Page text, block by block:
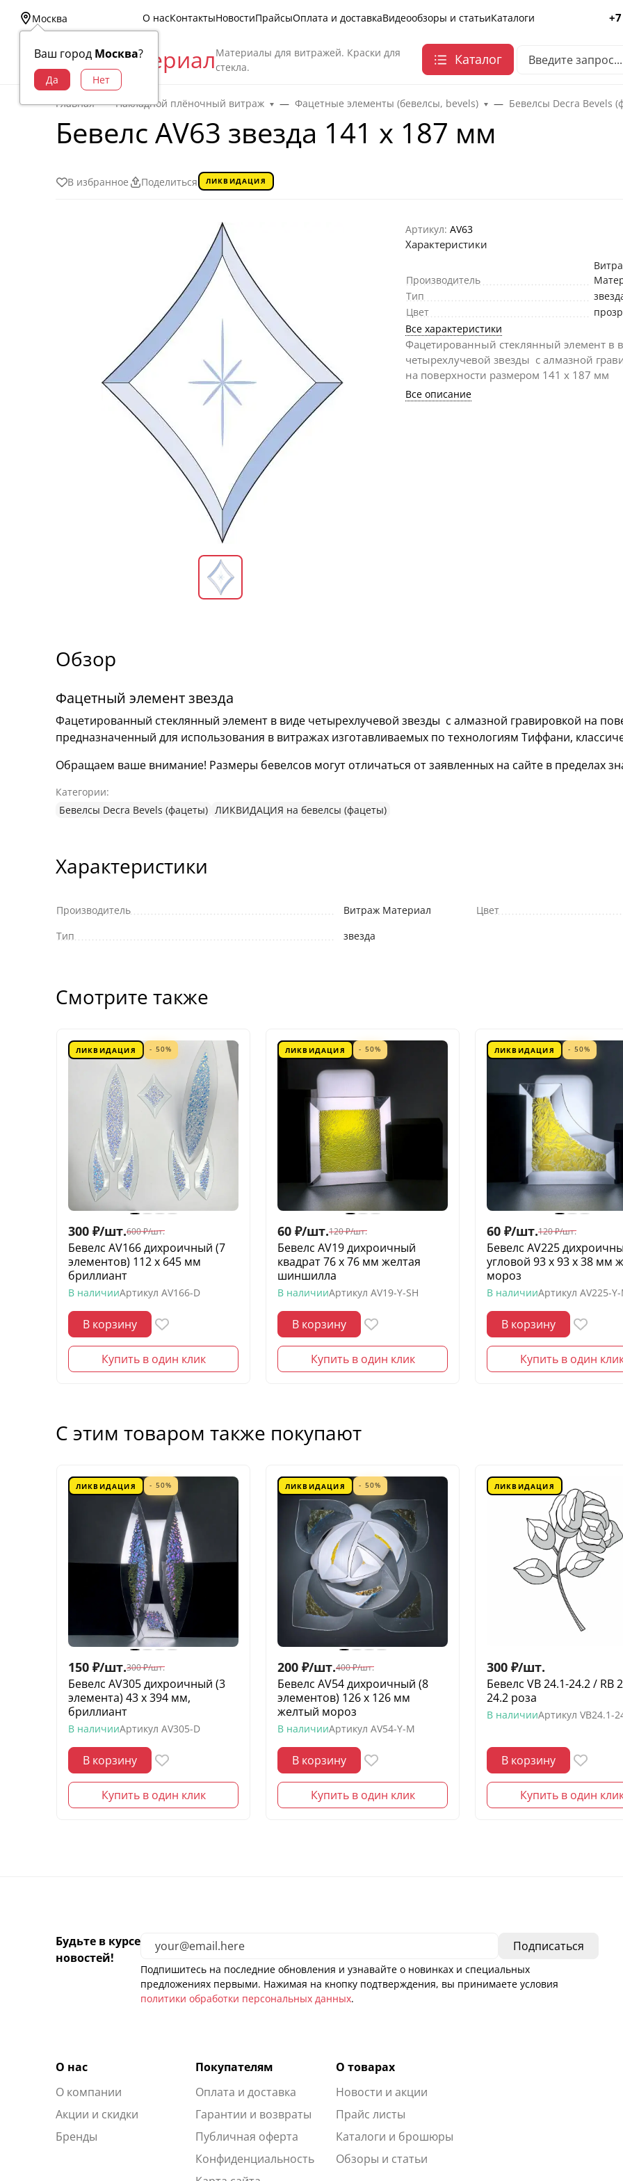
Москва
Ваш город Москва?
О насКонтактыНовостиПрайсыОплата и доставкаВидеообзоры и статьиКаталоги
Витраж МатериалМатериалы для витражей. Краски для
стекла.
Каталог
Главная Накладной плёночный витраж Фацетные элементы (бевелсы, bevels) Бевелсы Decra Bevels
Бевелс AV63 звезда 141 х 187 мм
В избранное Поделиться ЛИКВИДАЦИЯ
Артикул: AV63
Характеристики
Производитель
Тип
Цвет
Все характеристики
Фацетированный стеклянный элемент в
четырехлучевой звезды с алмазной
на поверхности размером 141 х 187 мм
Все описание
Обзор
Фацетный элемент звезда
Фацетированный стеклянный элемент в виде четырехлучевой звезды с алмазной гравировкой на
предназначенный для использования в витражах изготавливаемых по технологиям Тиффани,
Обращаем ваше внимание! Размеры бевелсов могут отличаться от заявленных на сайте в пределах
Категории:
Бевелсы Decra Bevels (фацеты) ЛИКВИДАЦИЯ на бевелсы (фацеты)
Характеристики
Производитель
Витраж Материал
Тип
звезда
Цвет
Смотрите также
ЛИКВИДАЦИЯ - 50%
300 ₽/шт.600 ₽/шт.
Бевелс AV166 дихроичный (7
элементов) 112 х 645 мм
бриллиант
В наличииАртикул AV166-D
В корзину
Купить в один клик
ЛИКВИДАЦИЯ - 50%
60 ₽/шт.120 ₽/шт.
Бевелс AV19 дихроичный
квадрат 76 х 76 мм желтая
шиншилла
В наличииАртикул AV19-Y-SH
В корзину
Купить в один клик
ЛИКВИДАЦИЯ - 50%
60 ₽/шт.120 ₽/шт.
Бевелс AV225
угловой 93 х 93 х 38 мм
мороз
В наличииАртикул AV225-
В корзину
Купить в один
С этим товаром также покупают
ЛИКВИДАЦИЯ - 50%
150 ₽/шт.300 ₽/шт.
Бевелс AV305 дихроичный (3
элемента) 43 х 394 мм,
бриллиант
В наличииАртикул AV305-D
В корзину
Купить в один клик
ЛИКВИДАЦИЯ - 50%
200 ₽/шт.400 ₽/шт.
Бевелс AV54 дихроичный (8
элементов) 126 х 126 мм
желтый мороз
В наличииАртикул AV54-Y-M
В корзину
Купить в один клик
ЛИКВИДАЦИЯ
300 ₽/шт.
Бевелс VB 24.1-24.2 / RB
24.2 роза
В наличииАртикул VB24.1-
В корзину
Купить в один
Будьте в курсе
новостей!
Подпишитесь на последние обновления и узнавайте о новинках и специальных
предложениях первыми. Нажимая на кнопку подтверждения, вы принимаете условия
политики обработки персональных данных.
О нас
О компании
Акции и скидки
Бренды
Покупателям
Оплата и доставка
Гарантии и возвраты
Публичная оферта
Конфиденциальность
О товарах
Новости и акции
Прайс листы
Каталоги и брошюры
Обзоры и статьи